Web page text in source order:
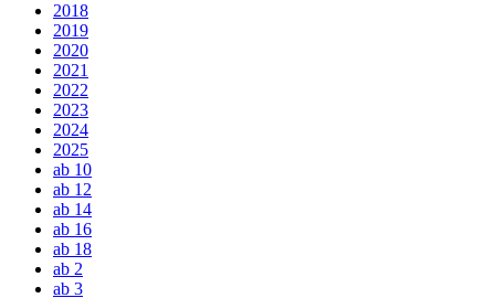
2018
2019
2020
2021
2022
2023
2024
2025
ab 10
ab 12
ab 14
ab 16
ab 18
ab 2
ab 3